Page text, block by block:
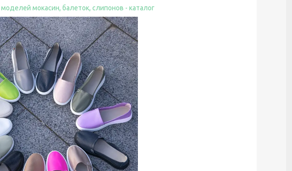
моделей мокасин, балеток, слипонов - каталог